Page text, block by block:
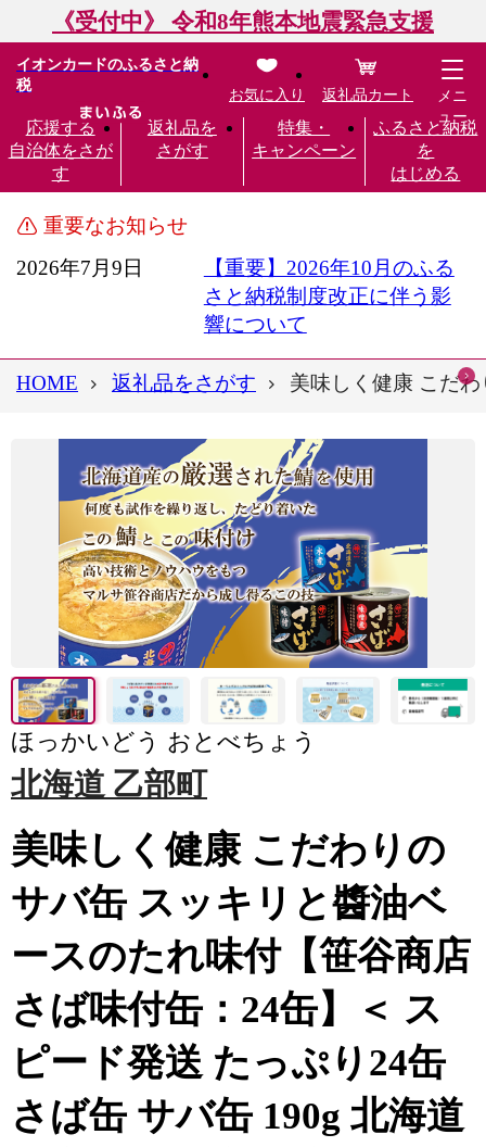
《受付中》 令和8年熊本地震緊急支援
イオンカードのふるさと納
税
応援する
自治体をさが
す
返礼品を
さがす
特集・
キャンペーン
ふるさと納税
を
はじめる
お気に入り 返礼品カート
メニ
ュー
重要なお知らせ
2026年7月9日
【重要】2026年10月のふる
さと納税制度改正に伴う影
響について
HOME 返礼品をさがす 美味しく健康 こだ
ほっかいどう おとべちょう
北海道 乙部町
美味しく健康 こだわりの
サバ缶 スッキリと醬油ベ
ースのたれ味付【笹谷商店
さば味付缶：24缶】＜ ス
ピード発送 たっぷり24缶
さば缶 サバ缶 190g 北海道